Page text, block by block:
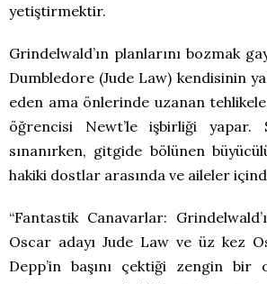
yetiştirmektir.
Grindelwald’ın planlarını bozmak
Dumbledore (Jude Law) kendisinin
eden ama önlerinde uzanan
öğrencisi Newt’le işbirliği yapar.
sınanırken, gitgide bölünen
hakiki dostlar arasında ve aileler
“Fantastik Canavarlar:
Oscar adayı Jude Law ve üz kez
Depp’in başını çektiği zengin bir